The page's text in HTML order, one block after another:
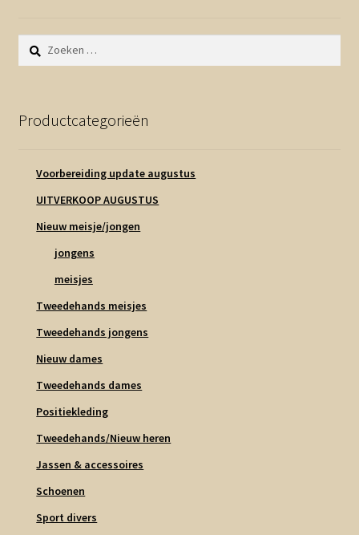
Zoeken
naar:
Productcategorieën
Voorbereiding update augustus
UITVERKOOP AUGUSTUS
Nieuw meisje/jongen
jongens
meisjes
Tweedehands meisjes
Tweedehands jongens
Nieuw dames
Tweedehands dames
Positiekleding
Tweedehands/Nieuw heren
Jassen & accessoires
Schoenen
Sport divers